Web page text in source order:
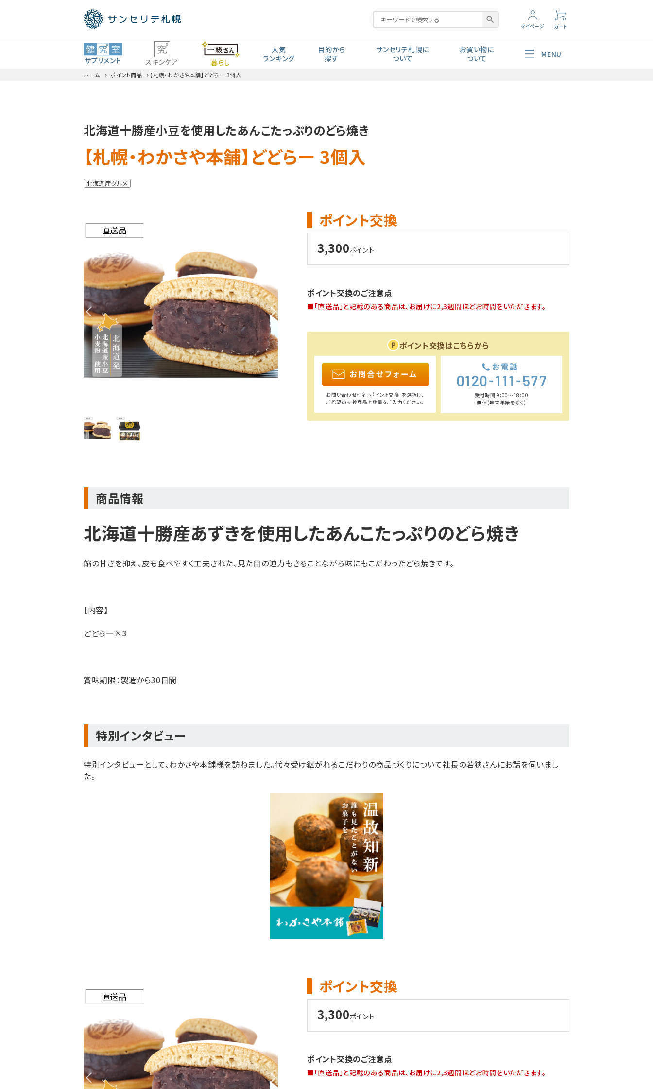
search
マイページ カート
サプリメント スキンケア 暮らし
人気
ランキング
目的から
探す
ビタミン・ミネラル 見る聞く考える 近い・回数
サンセリテ札幌に
ついて
会社紹介・沿革
お買い物に
ついて
MENU
年齢から探す
ホーム ポイント商品 【札幌・わかさや本舗】どどらー 3個入
北海道十勝産小豆を使用したあんこたっぷりのどら焼き
【札幌・わかさや本舗】どどらー 3個入
北海道産グルメ
ポイント交換
3,300ポイント
ポイント交換のご注意点
■「直送品」と記載のある商品は、お届けに2,3週間ほどお時間をいただきます。
ポイント交換はこちらから
お問い合わせ件名「ポイント交換」を選択し、
ご希望の交換商品と数量をご入力ください。
受付時間 9:00〜18:00
無休(年末年始を除く)
商品情報
北海道十勝産あずきを使用したあんこたっぷりのどら焼き
餡の甘さを抑え、皮も食べやすく工夫された、見た目の迫力もさることながら味にもこだわったどら焼きです。
【内容】
どどらー×3
賞味期限：製造から30日間
特別インタビュー
特別インタビューとして、わかさや本舗様を訪ねました。代々受け継がれるこだわりの商品づくりについて社長の若狭さんにお話を伺いまし
た。
ポイント交換
3,300ポイント
ポイント交換のご注意点
■「直送品」と記載のある商品は、お届けに2,3週間ほどお時間をいただきます。